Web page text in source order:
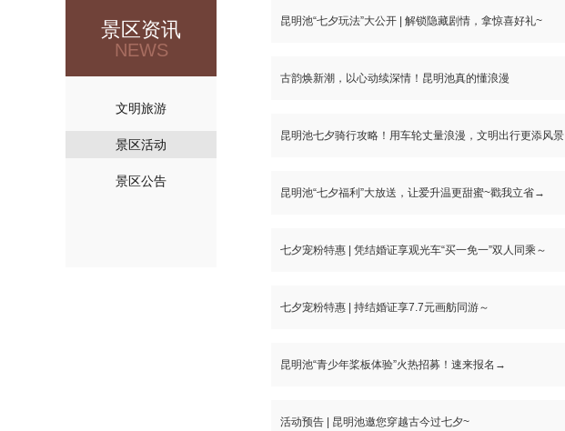
景区资讯
NEWS
文明旅游
景区活动
景区公告
昆明池“七夕玩法”大公开 | 解锁隐藏剧情，拿惊喜好礼~
古韵焕新潮，以心动续深情！昆明池真的懂浪漫
昆明池七夕骑行攻略！用车轮丈量浪漫，文明出行更添风景
昆明池“七夕福利”大放送，让爱升温更甜蜜~戳我立省→
七夕宠粉特惠 | 凭结婚证享观光车“买一免一”双人同乘～
七夕宠粉特惠 | 持结婚证享7.7元画舫同游～
昆明池“青少年桨板体验”火热招募！速来报名→
活动预告 | 昆明池邀您穿越古今过七夕~